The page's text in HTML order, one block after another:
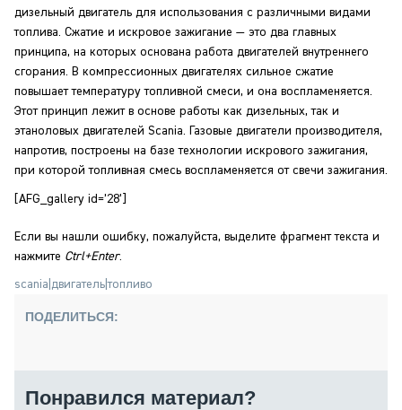
дизельный двигатель для использования с различными видами
топлива. Сжатие и искровое зажигание — это два главных
принципа, на которых основана работа двигателей внутреннего
сгорания. В компрессионных двигателях сильное сжатие
повышает температуру топливной смеси, и она воспламеняется.
Этот принцип лежит в основе работы как дизельных, так и
этаноловых двигателей Scania. Газовые двигатели производителя,
напротив, построены на базе технологии искрового зажигания,
при которой топливная смесь воспламеняется от свечи зажигания.
[AFG_gallery id=’28’]
Если вы нашли ошибку, пожалуйста, выделите фрагмент текста и
нажмите Ctrl+Enter.
scania двигатель|топливо
ПОДЕЛИТЬСЯ:
Понравился материал?